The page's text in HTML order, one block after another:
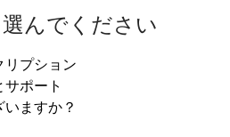
んでください
リプション
ポート
ますか？